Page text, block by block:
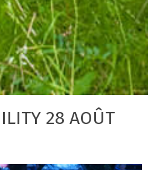
28 AOÛT